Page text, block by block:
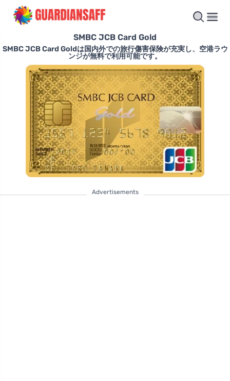
SMBC JCB Card Gold
SMBC JCB Card Goldは国内外での旅行傷害保険が充実し、空港ラウ
ンジが無料で利用可能です。
Advertisements